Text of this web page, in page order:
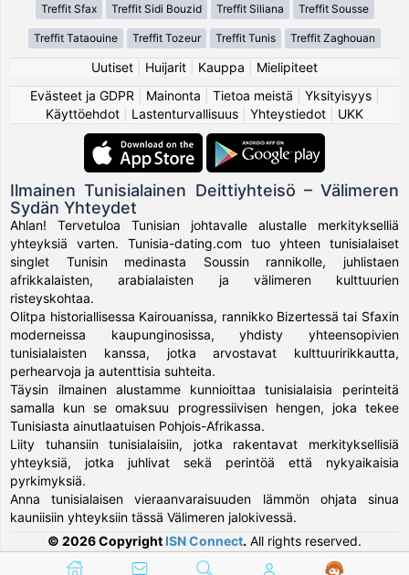
Treffit Sfax Treffit Sidi Bouzid Treffit Siliana Treffit Sousse
Treffit Tataouine Treffit Tozeur Treffit Tunis Treffit Zaghouan
Uutiset Huijarit Kauppa
Mielipiteet
Evästeet ja GDPR
Mainonta Tietoa meistä Yksityisyys|
Käyttöehdot
Lastenturvallisuus Yhteystiedot UKK
Ilmainen Tunisialainen Deittiyhteisö – Välimeren
Sydän Yhteydet
Ahlan! Tervetuloa Tunisian johtavalle alustalle merkitykselliä
yhteyksiä varten. Tunisia-dating.com tuo yhteen tunisialaiset
singlet Tunisin medinasta Soussin rannikolle, juhlistaen
afrikkalaisten, arabialaisten ja välimeren kulttuurien
risteyskohtaa.
Olitpa historiallisessa Kairouanissa, rannikko Bizertessä tai Sfaxin
moderneissa kaupunginosissa, yhdisty yhteensopivien
tunisialaisten kanssa, jotka arvostavat kulttuuririkkautta,
perhearvoja ja autenttisia suhteita.
Täysin ilmainen alustamme kunnioittaa tunisialaisia perinteitä
samalla kun se omaksuu progressiivisen hengen, joka tekee
Tunisiasta ainutlaatuisen Pohjois-Afrikassa.
Liity tuhansiin tunisialaisiin, jotka rakentavat merkityksellisiä
yhteyksiä, jotka juhlivat sekä perintöä että nykyaikaisia
pyrkimyksiä.
Anna tunisialaisen vieraanvaraisuuden lämmön ohjata sinua
kauniisiin yhteyksiin tässä Välimeren jalokivessä.
© 2026 Copyright ISN Connect. All rights reserved.